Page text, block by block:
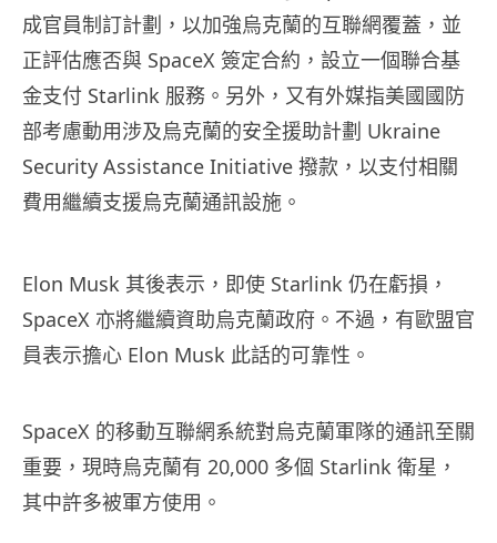
成官員制訂計劃，以加強烏克蘭的互聯網覆蓋，並
正評估應否與 SpaceX 簽定合約，設立一個聯合基
金支付 Starlink 服務。另外，又有外媒指美國國防
部考慮動用涉及烏克蘭的安全援助計劃 Ukraine
Security Assistance Initiative 撥款，以支付相關
費用繼續支援烏克蘭通訊設施。
Elon Musk 其後表示，即使 Starlink 仍在虧損，
SpaceX 亦將繼續資助烏克蘭政府。不過，有歐盟官
員表示擔心 Elon Musk 此話的可靠性。
SpaceX 的移動互聯網系統對烏克蘭軍隊的通訊至關
重要，現時烏克蘭有 20,000 多個 Starlink 衛星，
其中許多被軍方使用。